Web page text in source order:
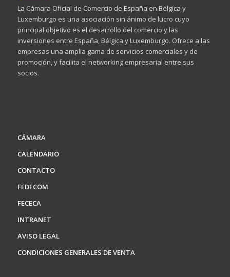
La Cámara Oficial de Comercio de España en Bélgica y
Luxemburgo es una asociación sin ánimo de lucro cuyo
principal objetivo es el desarrollo del comercio y las
inversiones entre España, Bélgica y Luxemburgo. Ofrece a las
empresas una amplia gama de servicios comerciales y de
promoción, y facilita el networking empresarial entre sus
socios.
CÁMARA
CALENDARIO
CONTACTO
FEDECOM
FECECA
INTRANET
AVISO LEGAL
CONDICIONES GENERALES DE VENTA